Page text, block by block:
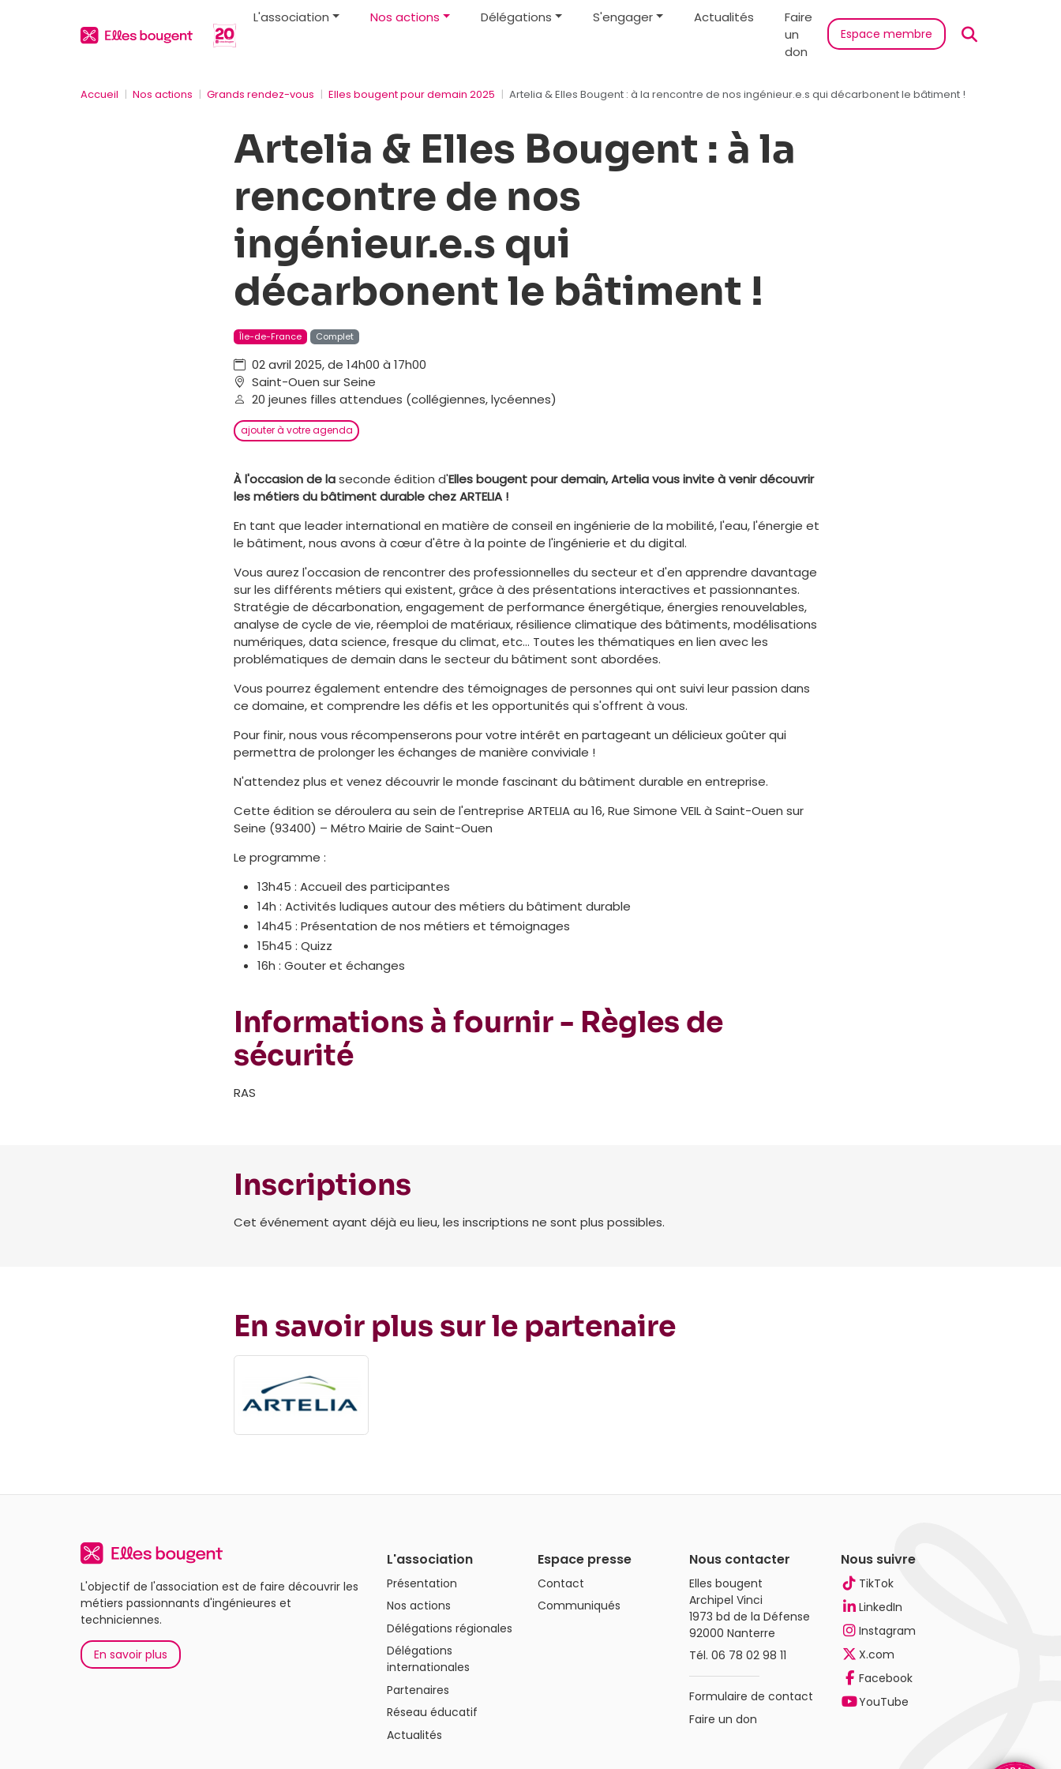
L'association Nos actions Délégations S'engager Actualités
Faire
un
don
Espace membre
Accueil Nos actions Grands rendez-vous Elles bougent pour demain 2025 Artelia & Elles Bougent : à la rencontre de nos ingénieur.e.s qui décarbonent le bâtiment !
Artelia & Elles Bougent : à la
rencontre de nos
ingénieur.e.s qui
décarbonent le bâtiment !
Île-de-France Complet
02 avril 2025, de 14h00 à 17h00
Saint-Ouen sur Seine
20 jeunes filles attendues (collégiennes, lycéennes)
ajouter à votre agenda
À l'occasion de laseconde édition d'Elles bougent pour demain, Artelia vous invite à venirdécouvrir
les métiers du bâtiment durable chez ARTELIA !
En tant que leader international en matière de conseil en ingénierie de la mobilité, l'eau, l'énergie et
le bâtiment, nous avons à cœur d'être à la pointe de l'ingénierie et du digital.
Vous aurez l'occasion de rencontrer des professionnelles du secteur et d'en apprendre davantage
sur les différents métiers qui existent, grâce à des présentations interactives et passionnantes.
Stratégie de décarbonation, engagement de performance énergétique, énergies renouvelables,
analyse de cycle de vie, réemploi de matériaux, résilience climatique des bâtiments, modélisations
numériques, data science, fresque du climat, etc… Toutes les thématiques en lien avec les
problématiques de demain dans le secteur du bâtiment sont abordées.
Vous pourrez également entendre des témoignages de personnes qui ont suivi leur passion dans
ce domaine, et comprendre les défis et les opportunités qui s'offrent à vous.
Pour finir, nous vous récompenserons pour votre intérêt en partageant un délicieux goûter qui
permettra de prolonger les échanges de manière conviviale !
N'attendez plus et venez découvrir le monde fascinant du bâtiment durable en entreprise.
Cette édition se déroulera au sein de l'entreprise ARTELIA au 16, Rue Simone VEIL à Saint-Ouen sur
Seine (93400) – Métro Mairie de Saint-Ouen
Le programme :
13h45 : Accueil des participantes
14h : Activités ludiques autour des métiers du bâtiment durable
14h45 : Présentation de nos métiers et témoignages
15h45 : Quizz
16h : Gouter et échanges
Informations à fournir - Règles de
sécurité
RAS
Inscriptions
Cet événement ayant déjà eu lieu, les inscriptions ne sont plus possibles.
En savoir plus sur le partenaire
L'objectif de l'association est de faire découvrir les
métiers passionnants d'ingénieures et
techniciennes.
En savoir plus
L'association
Présentation
Nos actions
Délégations régionales
Délégations
internationales
Partenaires
Réseau éducatif
Actualités
Espace presse
Contact
Communiqués
Nous contacter
Elles bougent
Archipel Vinci
1973 bd de la Défense
92000 Nanterre
Tél.06 78 02 98 11
Formulaire de contact
Faire un don
Nous suivre
TikTok
LinkedIn
Instagram
X.com
Facebook
YouTube